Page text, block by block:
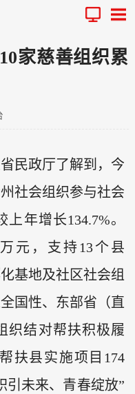
家慈善组织累
民政厅了解到，今
社会组织参与社会
年增长134.7%。
元，支持13个县
基地及社区社会组
国性、东部省（直
织结对帮扶积极履
扶县实施项目174
引未来、青春绽放”